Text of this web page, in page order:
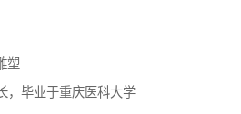
塑
，毕业于重庆医科大学